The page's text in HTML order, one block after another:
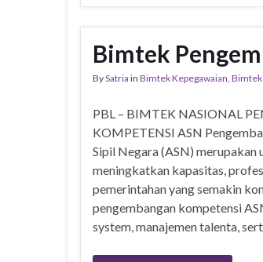
Bimtek
BySatria in Bimtek Kepegawaian
PBL – BIMTEK NASIONAL
KOMPETENSI ASN
Sipil Negara (ASN) merupakan
meningkatkan kapasitas,
pemerintahan yang semakin
pengembangan kompetensi
system, manajemen talenta,